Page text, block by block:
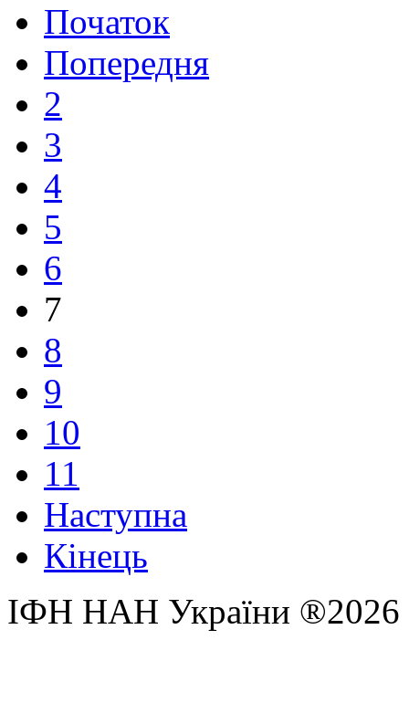
Початок
Попередня
2
3
4
5
6
7
8
9
10
11
Наступна
Кінець
ІФН НАН України ®2026